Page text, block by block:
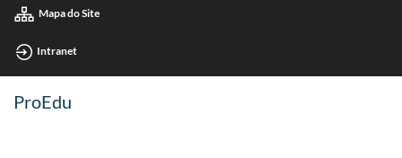
Mapa do Site
Intranet
ProEdu